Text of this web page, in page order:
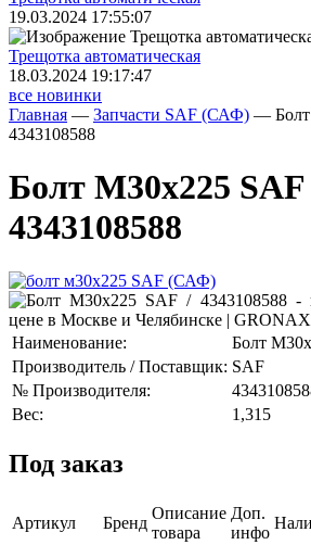
19.03.2024 17:55:07
Трещoтка автоматическая
18.03.2024 19:17:47
все новинки
Главная — Запчасти SAF (САФ) —
4343108588
Болт М30х225
4343108588
Наименование:
Болт
Производитель / Поставщик: SAF
№ Производителя:
Вес:
1,315
Под заказ
Артикул Бренд
Описание
товара
Доп.
инфо